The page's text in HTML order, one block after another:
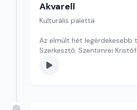
Akvarell
Kulturális paletta
Az elmúlt hét legérdekesebb
Szerkesztő: Szentimrei Kristóf